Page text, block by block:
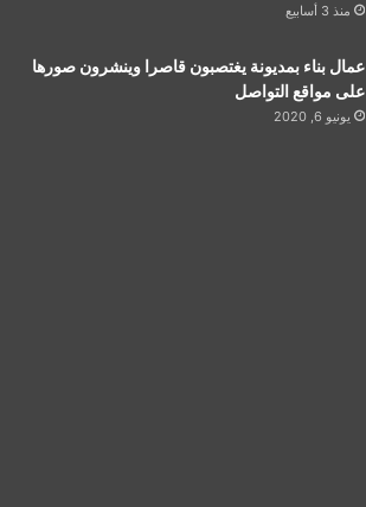
منذ 3 أسابيع
عمال بناء بمديونة يغتصبون قاصرا وينشرون صورها
على مواقع التواصل
يونيو 6, 2020